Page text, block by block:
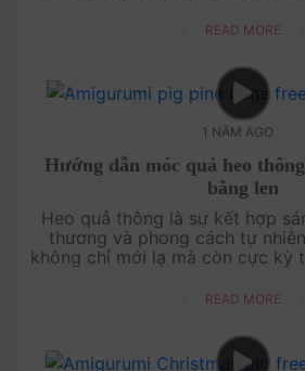
mọi người!....
READ MORE
1 NĂM AGO
Hướng dẫn móc quả heo
bằng len
Heo quả thông là sự kết hợp
thương và phong cách tự
không chỉ mới lạ mà còn cực kỳ
độc đáo cho mùa
READ MORE